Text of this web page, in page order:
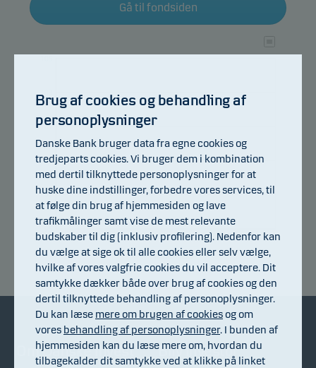
Gå til fondsiden
97
99
101
103
15.07.2026
Afkastindeks
Om Danske Invest Bliv investor
Brug af cookies og behandling af
personoplysninger
Danske Bank bruger data fra egne cookies og
tredjeparts cookies. Vi bruger dem i kombination
med dertil tilknyttede personoplysninger for at
huske dine indstillinger, forbedre vores services, til
at følge din brug af hjemmesiden og lave
trafikmålinger samt vise de mest relevante
budskaber til dig (inklusiv profilering). Nedenfor kan
du vælge at sige ok til alle cookies eller selv vælge,
hvilke af vores valgfrie cookies du vil acceptere. Dit
samtykke dækker både over brug af cookies og den
dertil tilknyttede behandling af personoplysninger.
Du kan læse mere om brugen af cookiesog om
vores behandling af personoplysninger. I bunden af
hjemmesiden kan du læse mere om, hvordan du
tilbagekalder dit samtykke ved at klikke på linket